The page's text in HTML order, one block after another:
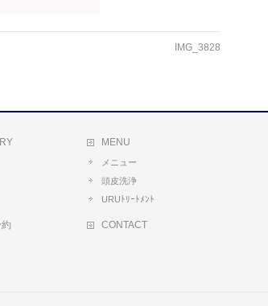
IMG_3828
MENU
メニュー
頭皮洗浄
URUﾄﾘｰﾄﾒﾝﾄ
CONTACT